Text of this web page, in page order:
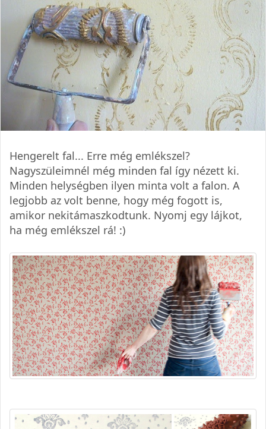
Hengerelt fal... Erre még emlékszel?
Nagyszüleimnél még minden fal így nézett ki.
Minden helységben ilyen minta volt a falon. A
legjobb az volt benne, hogy még fogott is,
amikor nekitámaszkodtunk. Nyomj egy lájkot,
ha még emlékszel rá! :)